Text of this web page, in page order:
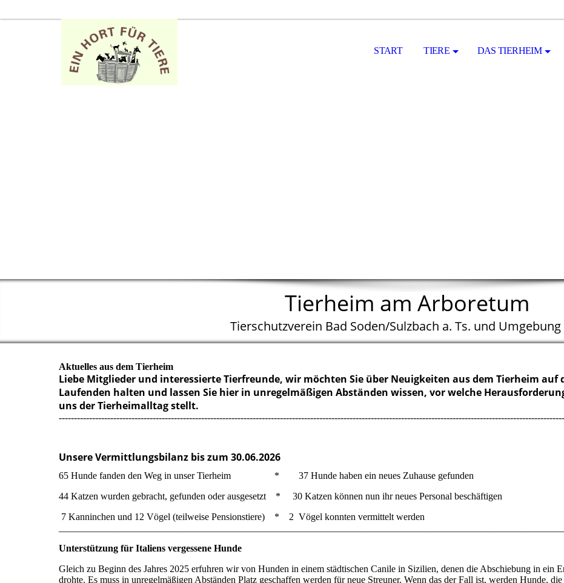
START TIERE DAS TIERHEIM
Tierheim am Arboretum
Tierschutzverein Bad Soden/Sulzbach a. Ts. und Umgebung
Aktuelles aus dem Tierheim
Liebe Mitglieder und interessierte Tierfreunde, wir möchten Sie über Neuigkeiten aus dem Tierheim auf
Laufenden halten und lassen Sie hier in unregelmäßigen Abständen wissen, vor welche
uns der Tierheimalltag stellt.
Unsere Vermittlungsbilanz bis zum 30.06.2026
65 Hunde fanden den Weg in unser Tierheim * 37 Hunde haben ein neues Zuhause gefunden
44 Katzen wurden gebracht, gefunden oder ausgesetzt * 30 Katzen können nun ihr neues Personal beschäftigen
7 Kanninchen und 12 Vögel (teilweise Pensionstiere) * 2 Vögel konnten vermittelt werden
Unterstützung für Italiens vergessene Hunde
Gleich zu Beginn des Jahres 2025 erfuhren wir von Hunden in einem städtischen Canile in Sizilien, denen die Abschiebung in ein
drohte. Es muss in unregelmäßigen Abständen Platz geschaffen werden für neue Streuner. Wenn das der Fall ist, werden Hunde, die